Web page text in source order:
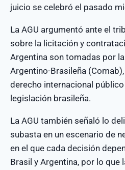
juicio se celebró el pasado
La AGU argumentó ante el
sobre la licitación y
Argentina son tomadas por
Argentino-Brasileña
derecho internacional
legislación brasileña.
La AGU también señaló lo
subasta en un escenario de
en el que cada decisión
Brasil y Argentina, por lo que